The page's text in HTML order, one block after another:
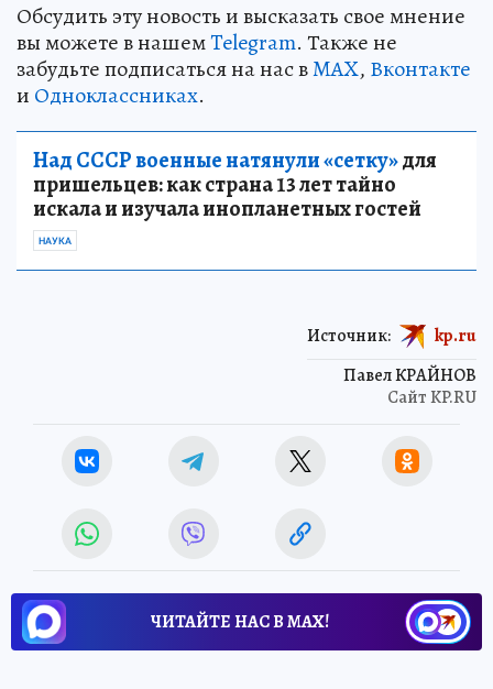
Обсудить эту новость и высказать свое мнение
вы можете в нашемTelegram. Также не
забудьте подписаться на нас вMAX, Вконтакте
и Одноклассниках.
Над СССР военные натянули «сетку»для
пришельцев: как страна 13 лет тайно
искала и изучала инопланетных гостей
НАУКА
Павел КРАЙНОВ
Сайт KP.RU
Источник: kp.ru
ЧИТАЙТЕ НАС В МАХ!